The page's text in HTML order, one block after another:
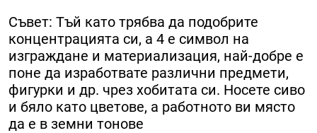
Съвет: Тъй като трябва да подобрите
концентрацията си, а 4 е символ на
изграждане и материализация, най-добре е
поне да изработвате различни предмети,
фигурки и др. чрез хобитата си. Носете сиво
и бяло като цветове, а работното ви място
да е в земни тонове